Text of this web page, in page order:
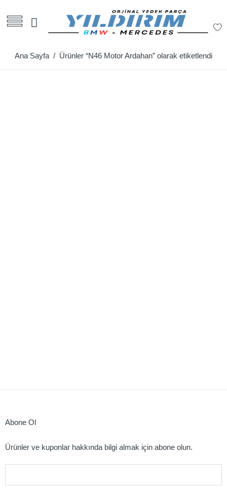
Ana Sayfa / Ürünler “N46 Motor Ardahan” olarak etiketlendi
Abone Ol
Ürünler ve kuponlar hakkında bilgi almak için abone olun.